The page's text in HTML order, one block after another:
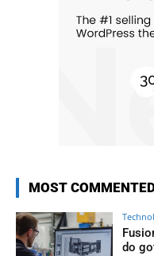
MOST
do